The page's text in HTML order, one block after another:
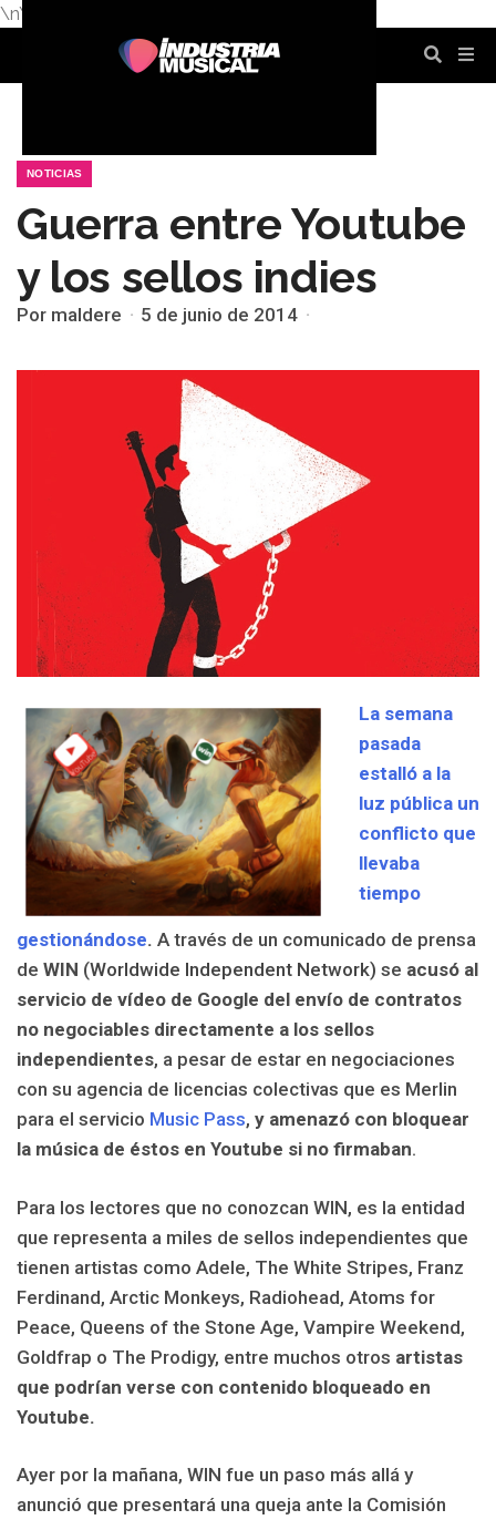
\n\n
NOTICIAS
Guerra entre Youtube
y los sellos indies
Por maldere 5 de junio de 2014
La semana
pasada
estalló a la
luz pública un
conflicto que
llevaba
tiempo
gestionándose. A través de un comunicado de prensa
de WIN (Worldwide Independent Network) se acusó al
servicio de vídeo de Google del envío de contratos
no negociables directamente a los sellos
independientes, a pesar de estar en negociaciones
con su agencia de licencias colectivas que es Merlin
para el servicio Music Pass, y amenazó con bloquear
la música de éstos en Youtube si no firmaban.
Para los lectores que no conozcan WIN, es la entidad
que representa a miles de sellos independientes que
tienen artistas como Adele, The White Stripes, Franz
Ferdinand, Arctic Monkeys, Radiohead, Atoms for
Peace, Queens of the Stone Age, Vampire Weekend,
Goldfrap o The Prodigy, entre muchos otros artistas
que podrían verse con contenido bloqueado en
Youtube.
Ayer por la mañana, WIN fue un paso más allá y
anunció que presentará una queja ante la Comisión